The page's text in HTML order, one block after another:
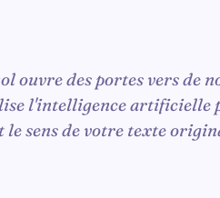
ouvre des portes vers de
l'intelligence artificielle
sens de votre texte